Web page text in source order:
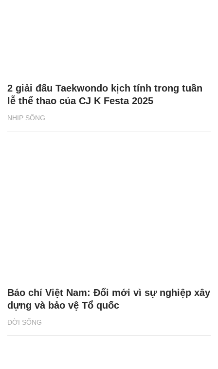
NHỊP SỐNG
2 giải đấu Taekwondo kịch tính trong tuần
lễ thể thao của CJ K Festa 2025
ĐỜI SỐNG
Báo chí Việt Nam: Đổi mới vì sự nghiệp xây
dựng và bảo vệ Tổ quốc